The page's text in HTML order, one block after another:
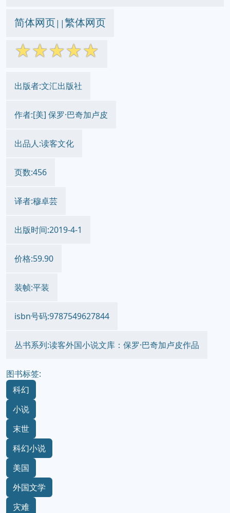
简体网页||繁体网页
☆☆☆☆☆
出版者:文汇出版社
作者:[美] 保罗·巴奇加卢皮
出品人:读客文化
页数:456
译者:穆卓芸
出版时间:2019-4-1
价格:59.90
装帧:平装
isbn号码:9787549627844
丛书系列:读客外国小说文库：保罗·巴奇加卢皮作品
图书标签:
科幻
小说
末世
科幻小说
美国
外国文学
灾难